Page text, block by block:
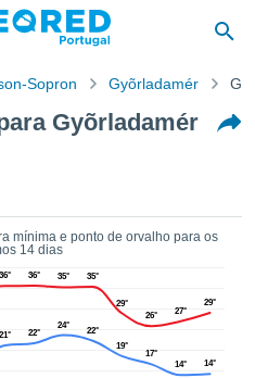
Sopron Gyõrladamér
Gyõrladamér
mínima e ponto de orvalho para os
14 dias
36° 36° 35° 35°
29°
26°
27°
29°
21° 22°
24°
22°
19°
17°
14°
14°